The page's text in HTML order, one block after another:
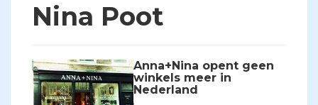
Nina Poot
Anna+Nina opent geen
winkels meer in
Nederland